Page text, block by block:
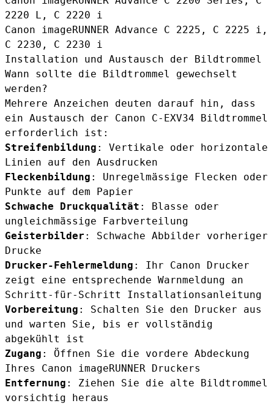
2220 L, C 2220 i
Canon imageRUNNER Advance C 2225, C 2225 i,
C 2230, C 2230 i
Installation und Austausch der Bildtrommel
Wann sollte die Bildtrommel gewechselt
werden?
Mehrere Anzeichen deuten darauf hin, dass
ein Austausch der Canon C-EXV34 Bildtrommel
erforderlich ist:
Streifenbildung : Vertikale oder horizontale
Linien auf den Ausdrucken
Fleckenbildung : Unregelmässige Flecken oder
Punkte auf dem Papier
Schwache Druckqualität : Blasse oder
ungleichmässige Farbverteilung
Geisterbilder : Schwache Abbilder vorheriger
Drucke
Drucker-Fehlermeldung : Ihr Canon Drucker
zeigt eine entsprechende Warnmeldung an
Schritt-für-Schritt Installationsanleitung
Vorbereitung : Schalten Sie den Drucker aus
und warten Sie, bis er vollständig
abgekühlt ist
Zugang : Öffnen Sie die vordere Abdeckung
Ihres Canon imageRUNNER Druckers
Entfernung : Ziehen Sie die alte Bildtrommel
vorsichtig heraus